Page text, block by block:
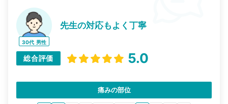
30代 男性
先生の対応もよく丁寧
総合評価 5.0
痛みの部位